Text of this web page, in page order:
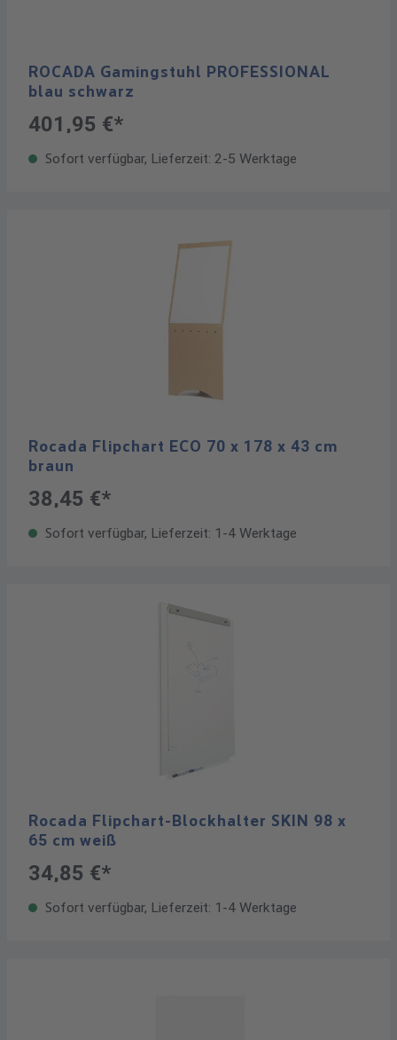
ROCADA Gamingstuhl PROFESSIONAL
blau schwarz
401,95 €*
Sofort verfügbar, Lieferzeit: 2-5 Werktage
Rocada Flipchart ECO 70 x 178 x 43 cm
braun
38,45 €*
Sofort verfügbar, Lieferzeit: 1-4 Werktage
Rocada Flipchart-Blockhalter SKIN 98 x
65 cm weiß
34,85 €*
Sofort verfügbar, Lieferzeit: 1-4 Werktage